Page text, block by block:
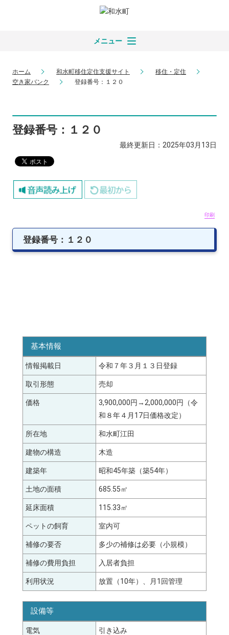
メニュー
ホーム 和水町移住定住支援サイト
移住・定住
空き家バンク
登録番号：１２０
登録番号：１２０
最終更新日：2025年03月13日
印刷
登録番号：１２０
基本情報
情報掲載日 令和７年３月１３日登録
取引形態 売却
価格
3,900,000円→2,000,000円（令
和８年４月17日価格改定）
所在地 和水町江田
建物の構造 木造
建築年 昭和45年築（築54年）
土地の面積 685.55㎡
延床面積 115.33㎡
ペットの飼育 室内可
補修の要否 多少の補修は必要（小規模）
補修の費用負担 入居者負担
利用状況 放置（10年）、月1回管理
設備等
電気 引き込み